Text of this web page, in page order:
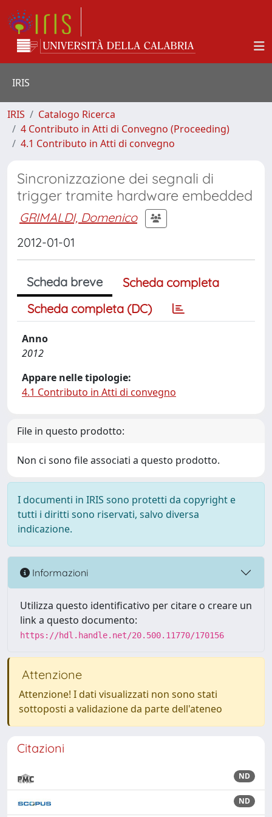
IRIS
IRIS
Catalogo Ricerca
4 Contributo in Atti di Convegno (Proceeding)
4.1 Contributo in Atti di convegno
Sincronizzazione dei segnali di
trigger tramite hardware embedded
GRIMALDI, Domenico
2012-01-01
Scheda breve
Scheda completa
Scheda completa (DC)
Anno
2012
Appare nelle tipologie:
4.1 Contributo in Atti di convegno
File in questo prodotto:
Non ci sono file associati a questo prodotto.
I documenti in IRIS sono protetti da copyright e
tutti i diritti sono riservati, salvo diversa
indicazione.
Informazioni
Utilizza questo identificativo per citare o creare un
link a questo documento:
https://hdl.handle.net/20.500.11770/170156
Attenzione
Attenzione! I dati visualizzati non sono stati
sottoposti a validazione da parte dell'ateneo
Citazioni
ND
ND